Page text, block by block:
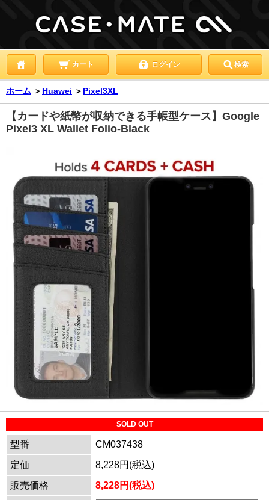
カート ログイン 検索
ホーム ＞ Huawei ＞ Pixel3XL
【カードや紙幣が収納できる手帳型ケース】Google
Pixel3 XL Wallet Folio-Black
SOLD OUT
型番
CM037438
定価
8,228円(税込)
販売価格
8,228円(税込)